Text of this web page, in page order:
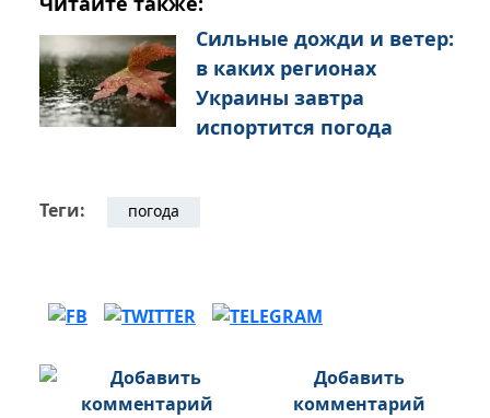
Сильные дожди и ветер:
в каких регионах
Украины завтра
испортится погода
Теги: погода
Добавить
комментарий